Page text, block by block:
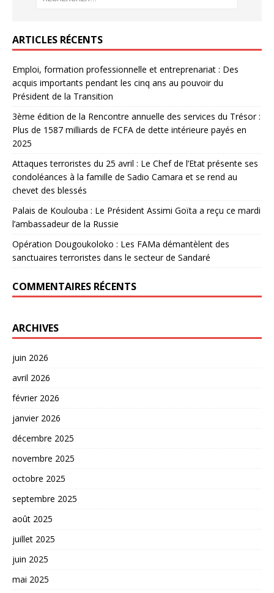
ARTICLES RÉCENTS
Emploi, formation professionnelle et entreprenariat : Des
acquis importants pendant les cinq ans au pouvoir du
Président de la Transition
3ème édition de la Rencontre annuelle des services du Trésor :
Plus de 1587 milliards de FCFA de dette intérieure payés en
2025
Attaques terroristes du 25 avril : Le Chef de l’Etat présente ses
condoléances à la famille de Sadio Camara et se rend au
chevet des blessés
Palais de Koulouba : Le Président Assimi Goïta a reçu ce mardi
l’ambassadeur de la Russie
Opération Dougoukoloko : Les FAMa démantèlent des
sanctuaires terroristes dans le secteur de Sandaré
COMMENTAIRES RÉCENTS
ARCHIVES
juin 2026
avril 2026
février 2026
janvier 2026
décembre 2025
novembre 2025
octobre 2025
septembre 2025
août 2025
juillet 2025
juin 2025
mai 2025